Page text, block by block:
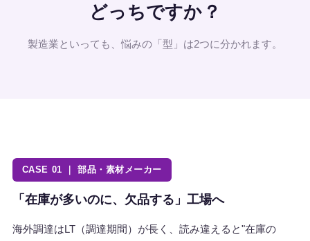
どっちですか？
製造業といっても、悩みの「型」は2つに分かれます。
CASE 01 ｜ 部品・素材メーカー
「在庫が多いのに、欠品する」工場へ
海外調達はLT（調達期間）が長く、読み違えると"在庫の